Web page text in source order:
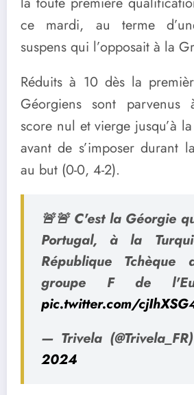
ce mardi, au terme
suspens qui l’opposait à la
Réduits à 10 dès la
Géorgiens sont parvenus
score nul et vierge jusqu’à
avant de s’imposer durant
au but (0-0, 4-2).
🚨🚨 C'est la Géorgie
Portugal, à la
République
groupe F de
pic.twitter.com/
— Trivela
2024